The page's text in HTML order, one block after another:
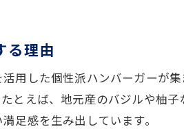
地域食材が引き立つハン
地元産にこだわったハン
三重の特色を活かすバー
る理由
用した個性派ハンバーガーが
とえば、地元産のバジルや柚
足感を生み出しています。